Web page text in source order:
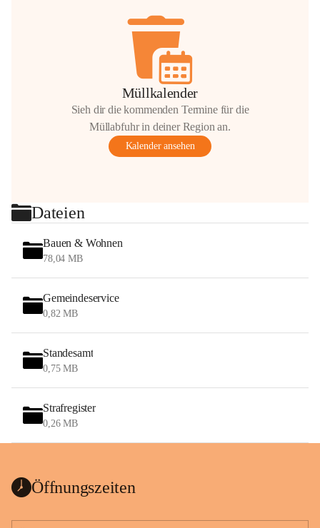
Müllkalender
Sieh dir die kommenden Termine für die
Müllabfuhr in deiner Region an.
Kalender ansehen
Dateien
Bauen & Wohnen
78,04 MB
Gemeindeservice
0,82 MB
Standesamt
0,75 MB
Strafregister
0,26 MB
Öffnungszeiten